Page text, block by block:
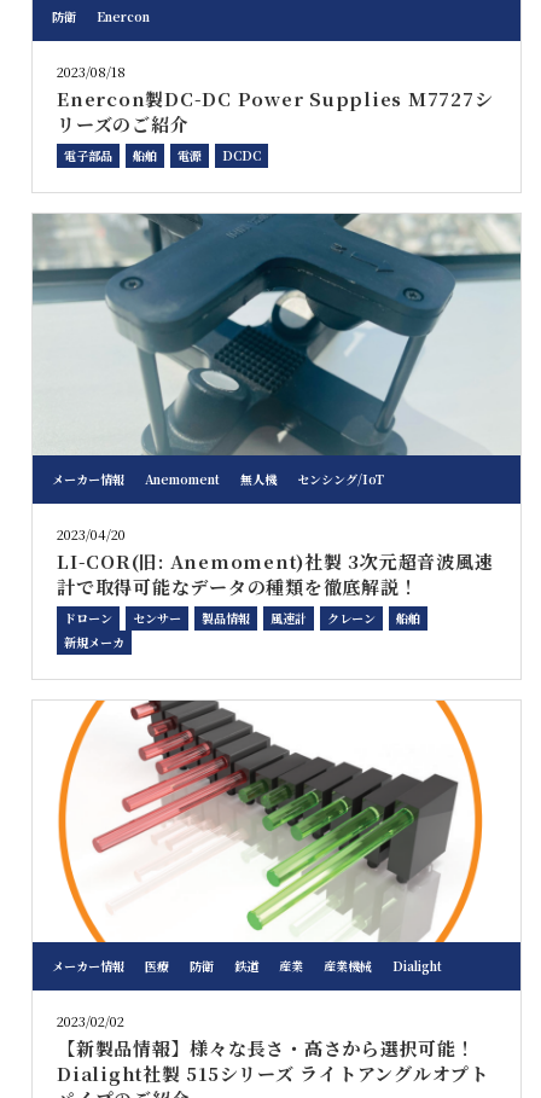
防衛 Enercon
2023/08/18
Enercon製DC-DC Power Supplies M7727シ
リーズのご紹介
電子部品 船舶 電源 DCDC
メーカー情報 Anemoment 無人機 センシング/IoT
2023/04/20
LI-COR(旧: Anemoment)社製 3次元超音波風速
計で取得可能なデータの種類を徹底解説！
ドローン センサー 製品情報 風速計 クレーン
船舶
新規メーカ
メーカー情報 医療 防衛 鉄道 産業 産業機械 Dialight
2023/02/02
【新製品情報】様々な長さ・高さから選択可能！
Dialight社製 515シリーズ ライトアングルオプト